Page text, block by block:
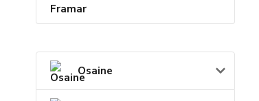
Framar
Osaine